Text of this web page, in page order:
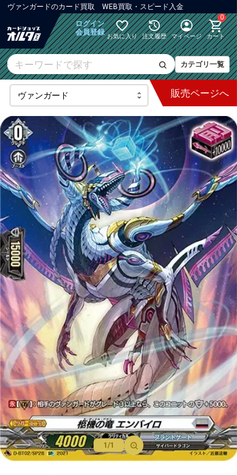
ヴァンガードのカード買取 WEB買取・スピード入金
ログイン
会員登録 お気に入り 注文履歴 マイページ
0
カート
カテゴリ一覧
最新弾
【DZ】ブースター
【DZ】その他ブースター
【DZ】デッキなど
【D】ブースター
【D】その他ブースター
【D】デッキなど
【DPR】PRカード
販売ページへ
1/1